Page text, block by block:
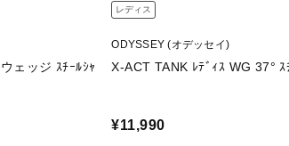
ェッジ ｽﾁｰﾙｼｬ
レディス
ODYSSEY (オデッセイ)
X-
¥11,990